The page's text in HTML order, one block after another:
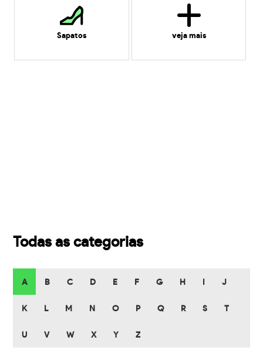
Sapatos veja mais
Todas as categorias
A B C D E F G H J
K L M N O P Q R S T
U V W X Y Z